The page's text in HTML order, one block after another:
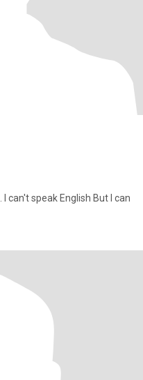
can't speak English But I can